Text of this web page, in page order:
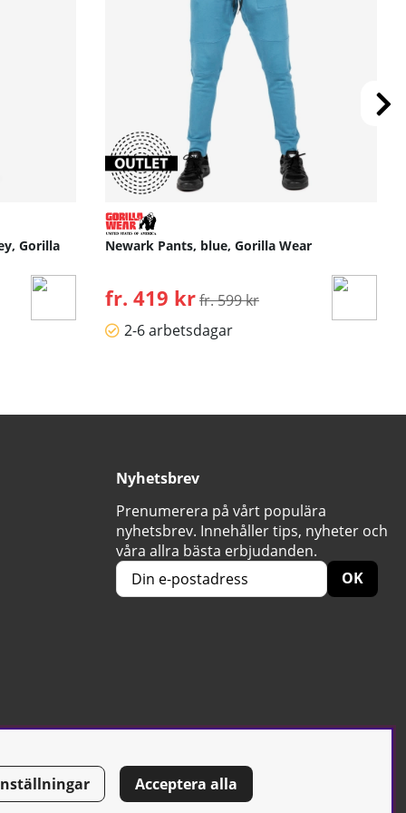
Gorilla Newark Pants, blue, Gorilla Wear
fr. 419 krOrdinarie pris:
fr. 599 kr
2-6 arbetsdagar
Nyhetsbrev
Prenumerera på vårt populära
nyhetsbrev. Innehåller tips, nyheter och
våra allra bästa erbjudanden.
OK
0500-42 87 00
Acceptera alla